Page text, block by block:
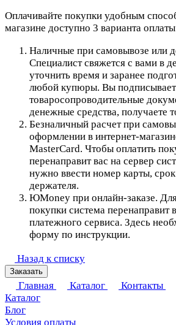
Оплачивайте покупки удобным
магазине доступно 3 варианта
Наличные при самовывозе или
Специалист свяжется с вами в
уточнить время и заранее
любой купюры. Вы
товаросопроводительные
денежные средства, получаете
Безналичный расчет при
оформлении в интернет-
MasterCard. Чтобы оплатить
перенаправит вас на сервер
нужно ввести номер карты,
держателя.
ЮMoney при онлайн-заказе.
покупки система перенаправит
платежного сервиса. Здесь
форму по инструкции.
Назад к списку
Заказать
Главная Каталог Контакты
Каталог
Блог
Условия оплаты